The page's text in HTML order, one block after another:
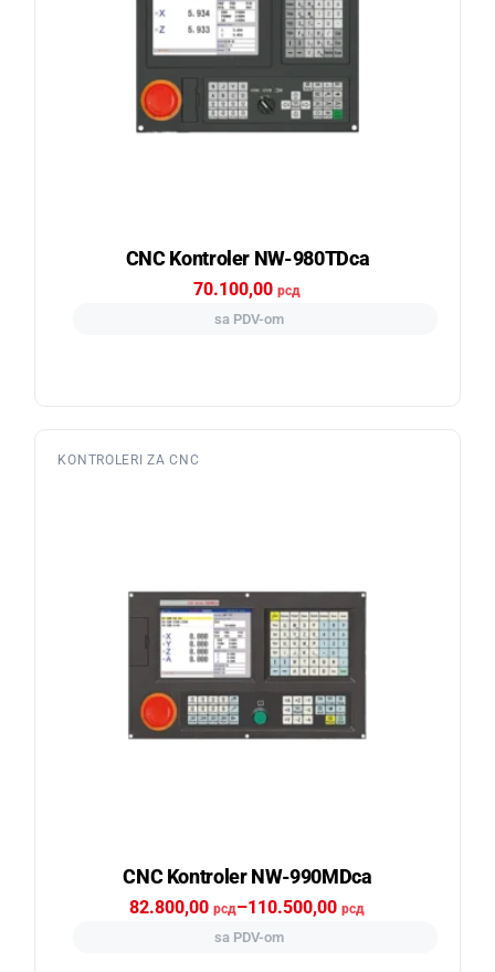
CNC Kontroler NW-980TDca
70.100,00рсд
sa PDV-om
KONTROLERI ZA CNC
CNC Kontroler NW-990MDca
82.800,00рсд–110.500,00рсд
sa PDV-om